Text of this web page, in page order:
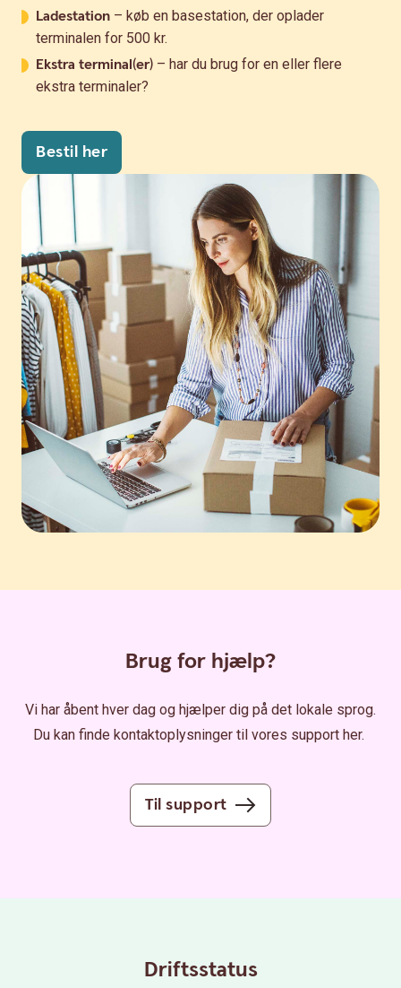
Ladestation – køb en basestation, der oplader
terminalen for 500 kr.
Ekstra terminal(er) – har du brug for en eller flere
ekstra terminaler?
Bestil her
Brug for hjælp?
Vi har åbent hver dag og hjælper dig på det lokale sprog.
Du kan finde kontaktoplysninger til vores support her.
Til support
Driftsstatus